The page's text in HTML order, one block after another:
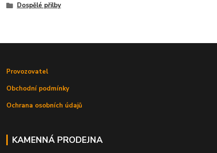
Dospělé přilby
Provozovatel
Obchodní podmínky
Ochrana osobních údajů
KAMENNÁ PRODEJNA